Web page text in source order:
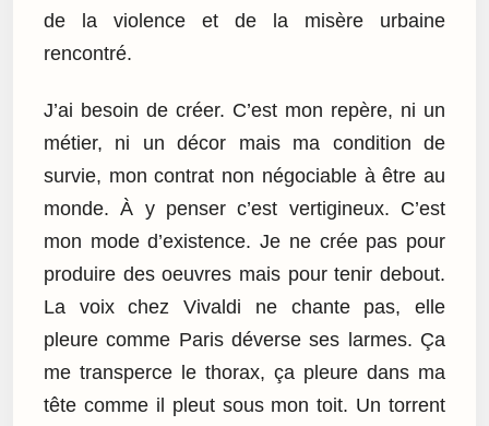
de la violence et de la misère urbaine
rencontré.
J’ai besoin de créer. C’est mon repère, ni un
métier, ni un décor mais ma condition de
survie, mon contrat non négociable à être au
monde. À y penser c’est vertigineux. C’est
mon mode d’existence. Je ne crée pas pour
produire des oeuvres mais pour tenir debout.
La voix chez Vivaldi ne chante pas, elle
pleure comme Paris déverse ses larmes. Ça
me transperce le thorax, ça pleure dans ma
tête comme il pleut sous mon toit. Un torrent